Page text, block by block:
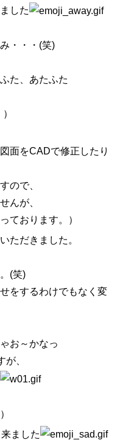
した
・・・(笑)
た、あたふた
面をCADで修正したり
ので、
んが、
ております。）
ただきました。
(笑)
をするわけでもなく変
お～かなっ
、
ました